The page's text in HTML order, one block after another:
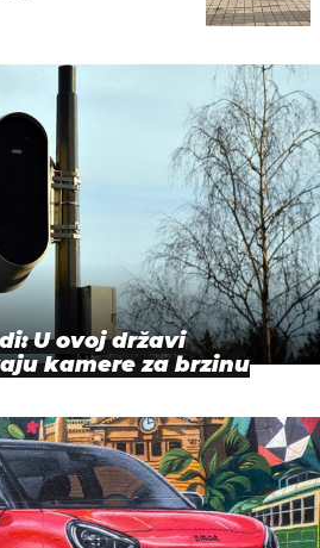
U ovoj državi
kamere za brzinu